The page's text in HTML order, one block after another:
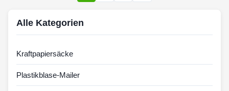
Alle Kategorien
Kraftpapiersäcke
Plastikblase-Mailer